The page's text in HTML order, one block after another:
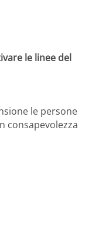
le linee del
le persone
consapevolezza